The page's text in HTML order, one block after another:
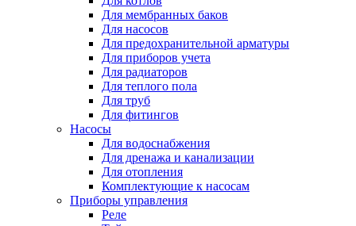
Для мембранных баков
Для насосов
Для предохранительной арматуры
Для приборов учета
Для радиаторов
Для теплого пола
Для труб
Для фитингов
Насосы
Для водоснабжения
Для дренажа и канализации
Для отопления
Комплектующие к насосам
Приборы управления
Реле